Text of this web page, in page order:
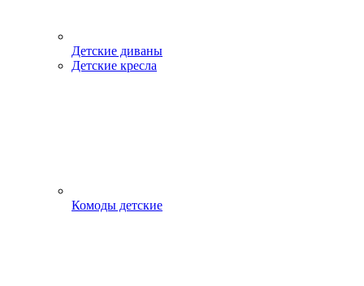
Детские диваны
Детские кресла
Комоды детские